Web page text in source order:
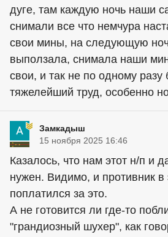
дуге, там каждую ночь наши
снимали все что немчура
свои мины, на следующую
выползала, снимала наши
свои, и так не по одному
тяжелейший труд, особенно
Замкадыш
15 ноября 2025 16:46
Казалось, что нам этот н/п и
нужен. Видимо, и противник в
поплатился за это.
А не готовится ли где-то
"грандиозный шухер", как